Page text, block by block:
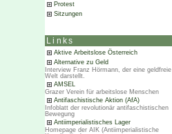
Protest
Sitzungen
Links
Aktive Arbeitslose Österreich
Alternative zu Geld
Interview Franz Hörmann, der eine geldfreie
Welt darstellt.
AMSEL
Grazer Verein für arbeitslose Menschen
Antifaschistische Aktion (AfA)
Infoblatt der revolutionär antifaschistischen
Bewegung
Antiimperialistisches Lager
Homepage der AIK (Antiimperialistische